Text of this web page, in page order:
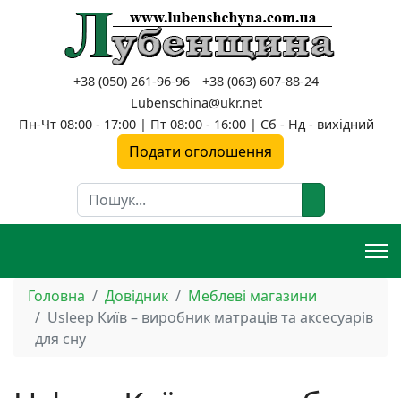
+38 (050) 261-96-96
+38 (063) 607-88-24
Lubenschina@ukr.net
Пн-Чт 08:00 - 17:00 | Пт 08:00 - 16:00 | Сб - Нд - вихідний
Подати оголошення
Пошук
Головна Довідник
Меблеві магазини
Usleep Київ – виробник матраців та аксесуарів
для сну